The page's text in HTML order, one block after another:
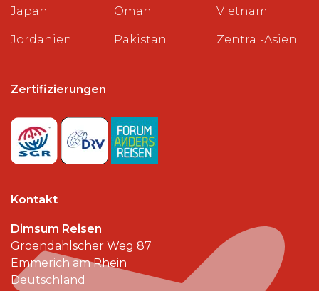
Japan
Jordanien
Oman
Pakistan
Vietnam
Zentral-Asien
Zertifizierungen
Kontakt
Dimsum Reisen
Groendahlscher Weg 87
Emmerich am Rhein
Deutschland